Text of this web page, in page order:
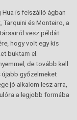
is felszálló ágban
és Monteiro, a
vesz példát.
hogy volt egy kis
buktam el.
de tovább kell
győzelmeket
jó alkalom lesz arra,
a legjobb formába